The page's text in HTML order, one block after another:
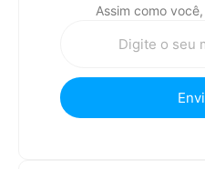
Assim como